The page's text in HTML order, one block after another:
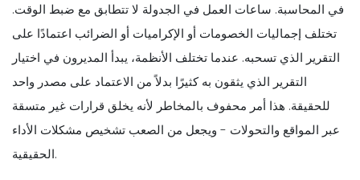
في المحاسبة. ساعات العمل في الجدولة لا تتطابق مع ضبط الوقت.
تختلف إجماليات الخصومات أو الإكراميات أو الضرائب اعتمادًا على
التقرير الذي تسحبه. عندما تختلف الأنظمة، يبدأ المديرون في اختيار
التقرير الذي يثقون به كثيرًا بدلاً من الاعتماد على مصدر واحد
للحقيقة. هذا أمر محفوف بالمخاطر لأنه يخلق قرارات غير متسقة
عبر المواقع والتحولات - ويجعل من الصعب تشخيص مشكلات الأداء
الحقيقية.